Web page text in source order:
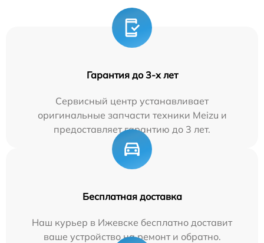
Гарантия до 3-х лет
Сервисный центр устанавливает
оригинальные запчасти техники Meizu и
предоставляет гарантию до 3 лет.
Бесплатная доставка
Наш курьер в Ижевске бесплатно доставит
ваше устройство на ремонт и обратно.